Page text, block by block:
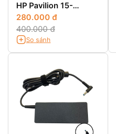
HP Pavilion 15-
N040US
280.000 đ
400.000 đ
So sánh